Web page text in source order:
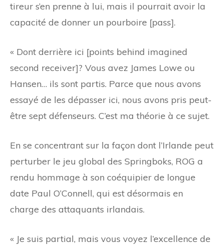
tireur s’en prenne à lui, mais il pourrait avoir la
capacité de donner un pourboire [pass].
« Dont derrière ici [points behind imagined
second receiver]? Vous avez James Lowe ou
Hansen… ils sont partis. Parce que nous avons
essayé de les dépasser ici, nous avons pris peut-
être sept défenseurs. C’est ma théorie à ce sujet.
En se concentrant sur la façon dont l’Irlande peut
perturber le jeu global des Springboks, ROG a
rendu hommage à son coéquipier de longue
date Paul O’Connell, qui est désormais en
charge des attaquants irlandais.
« Je suis partial, mais vous voyez l’excellence de